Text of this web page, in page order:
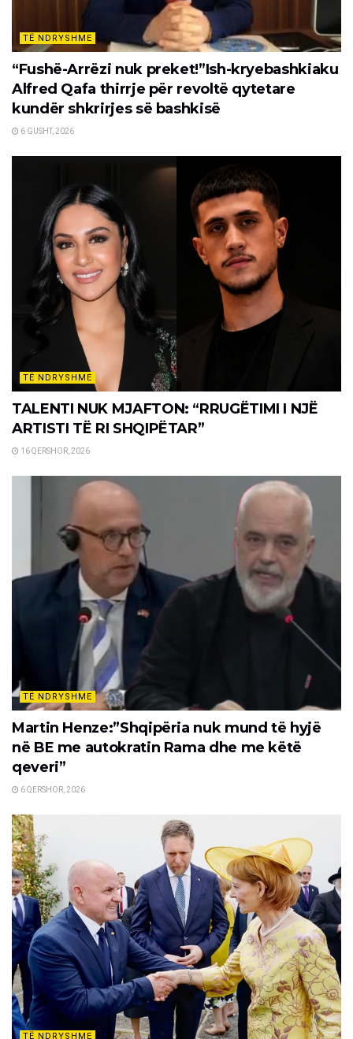
TË NDRYSHME
“Fushë-Arrëzi nuk preket!”Ish-kryebashkiaku
Alfred Qafa thirrje për revoltë qytetare
kundër shkrirjes së bashkisë
6 GUSHT, 2026
TË NDRYSHME
TALENTI NUK MJAFTON: “RRUGËTIMI I NJË
ARTISTI TË RI SHQIPËTAR”
16 QERSHOR, 2026
TË NDRYSHME
Martin Henze:”Shqipëria nuk mund të hyjë
në BE me autokratin Rama dhe me këtë
qeveri”
6 QERSHOR, 2026
TË NDRYSHME